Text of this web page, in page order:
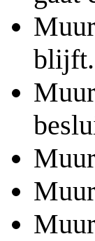
blijft.